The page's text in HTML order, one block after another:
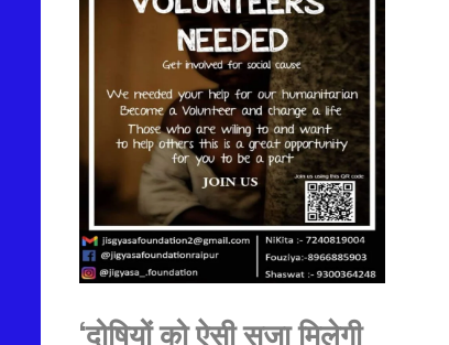
‘दोषियों को ऐसी सजा मिलेगी